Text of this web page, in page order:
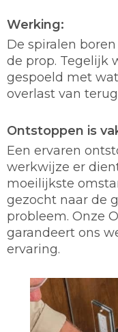
Werking:
De spiralen
de prop. Tegelijk
gespoeld met
overlast van
Ontstoppen is
Een ervaren
werkwijze er
moeilijkste
gezocht naar de
probleem. Onze
garandeert ons
ervaring.